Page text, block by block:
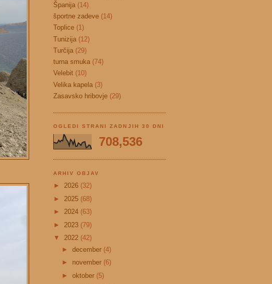
Španija (14)
športne zadeve (14)
Toplice (1)
Tunizija (12)
Turčija (29)
turna smuka (74)
Velebit (10)
Velika kapela (3)
Zasavsko hribovje (29)
OGLEDI STRANI ZADNJIH 30 DNI
708,536
ARHIV OBJAV
► 2026 (32)
► 2025 (68)
► 2024 (63)
► 2023 (79)
▼ 2022 (42)
► december (4)
► november (6)
► oktober (5)